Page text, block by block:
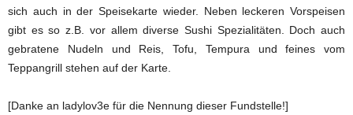
sich auch in der Speisekarte wieder. Neben leckeren Vorspeisen
gibt es so z.B. vor allem diverse Sushi Spezialitäten. Doch auch
gebratene Nudeln und Reis, Tofu, Tempura und feines vom
Teppangrill stehen auf der Karte.
[Danke an ladylov3e für die Nennung dieser Fundstelle!]